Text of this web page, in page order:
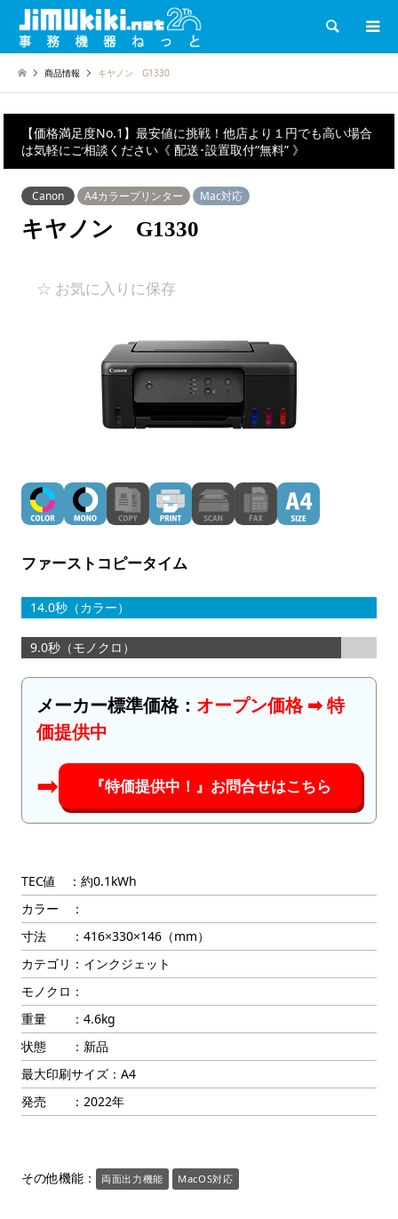
検索
商品情報 キヤノン G1330
【価格満足度No.1】最安値に挑戦！他店より１円でも高い場合
は気軽にご相談ください《 配送･設置取付“無料” 》
Canon A4カラープリンター Mac対応
キヤノン G1330
☆ お気に入りに保存
ファーストコピータイム
14.0秒（カラー）
9.0秒（モノクロ）
メーカー標準価格： オープン価格 ➡︎ 特
価提供中
➡︎ 『特価提供中！』お問合せはこちら
TEC値 ：約0.1kWh
カラー ：
寸法 ：416×330×146（mm）
カテゴリ：インクジェット
モノクロ：
重量 ：4.6kg
状態 ：新品
最大印刷サイズ：A4
発売 ：2022年
その他機能： 両面出力機能 MacOS対応